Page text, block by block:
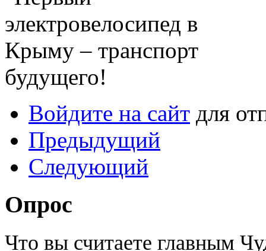
Войдите на сайт для
Предыдущий
Следующий
Опрос
Что вы считаете главным